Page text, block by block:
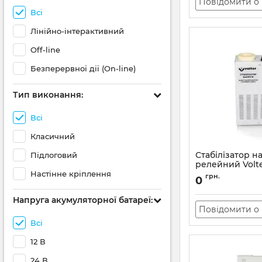
Всі
Лінійно-інтерактивний
Off-line
Безперервної дії (On-line)
Тип виконання:
Всі
Класичний
Підлоговий
Настінне кріплення
Напруга акумуляторної батареї:
Всі
12 В
Стабілізатор
релейний
Артикул:
0 грн.
Повідомити о